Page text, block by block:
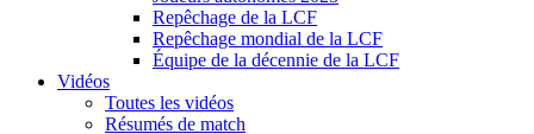
Repêchage de la LCF
Repêchage mondial de la LCF
Équipe de la décennie de la LCF
Vidéos
Toutes les vidéos
Résumés de match